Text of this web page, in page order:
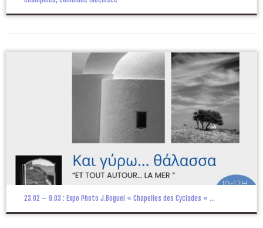
23.02 – 9.03 : Expo Photo J.Boguel « Chapelles des Cyclades » ...